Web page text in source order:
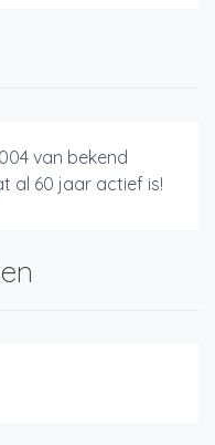
van bekend
al 60 jaar actief is!